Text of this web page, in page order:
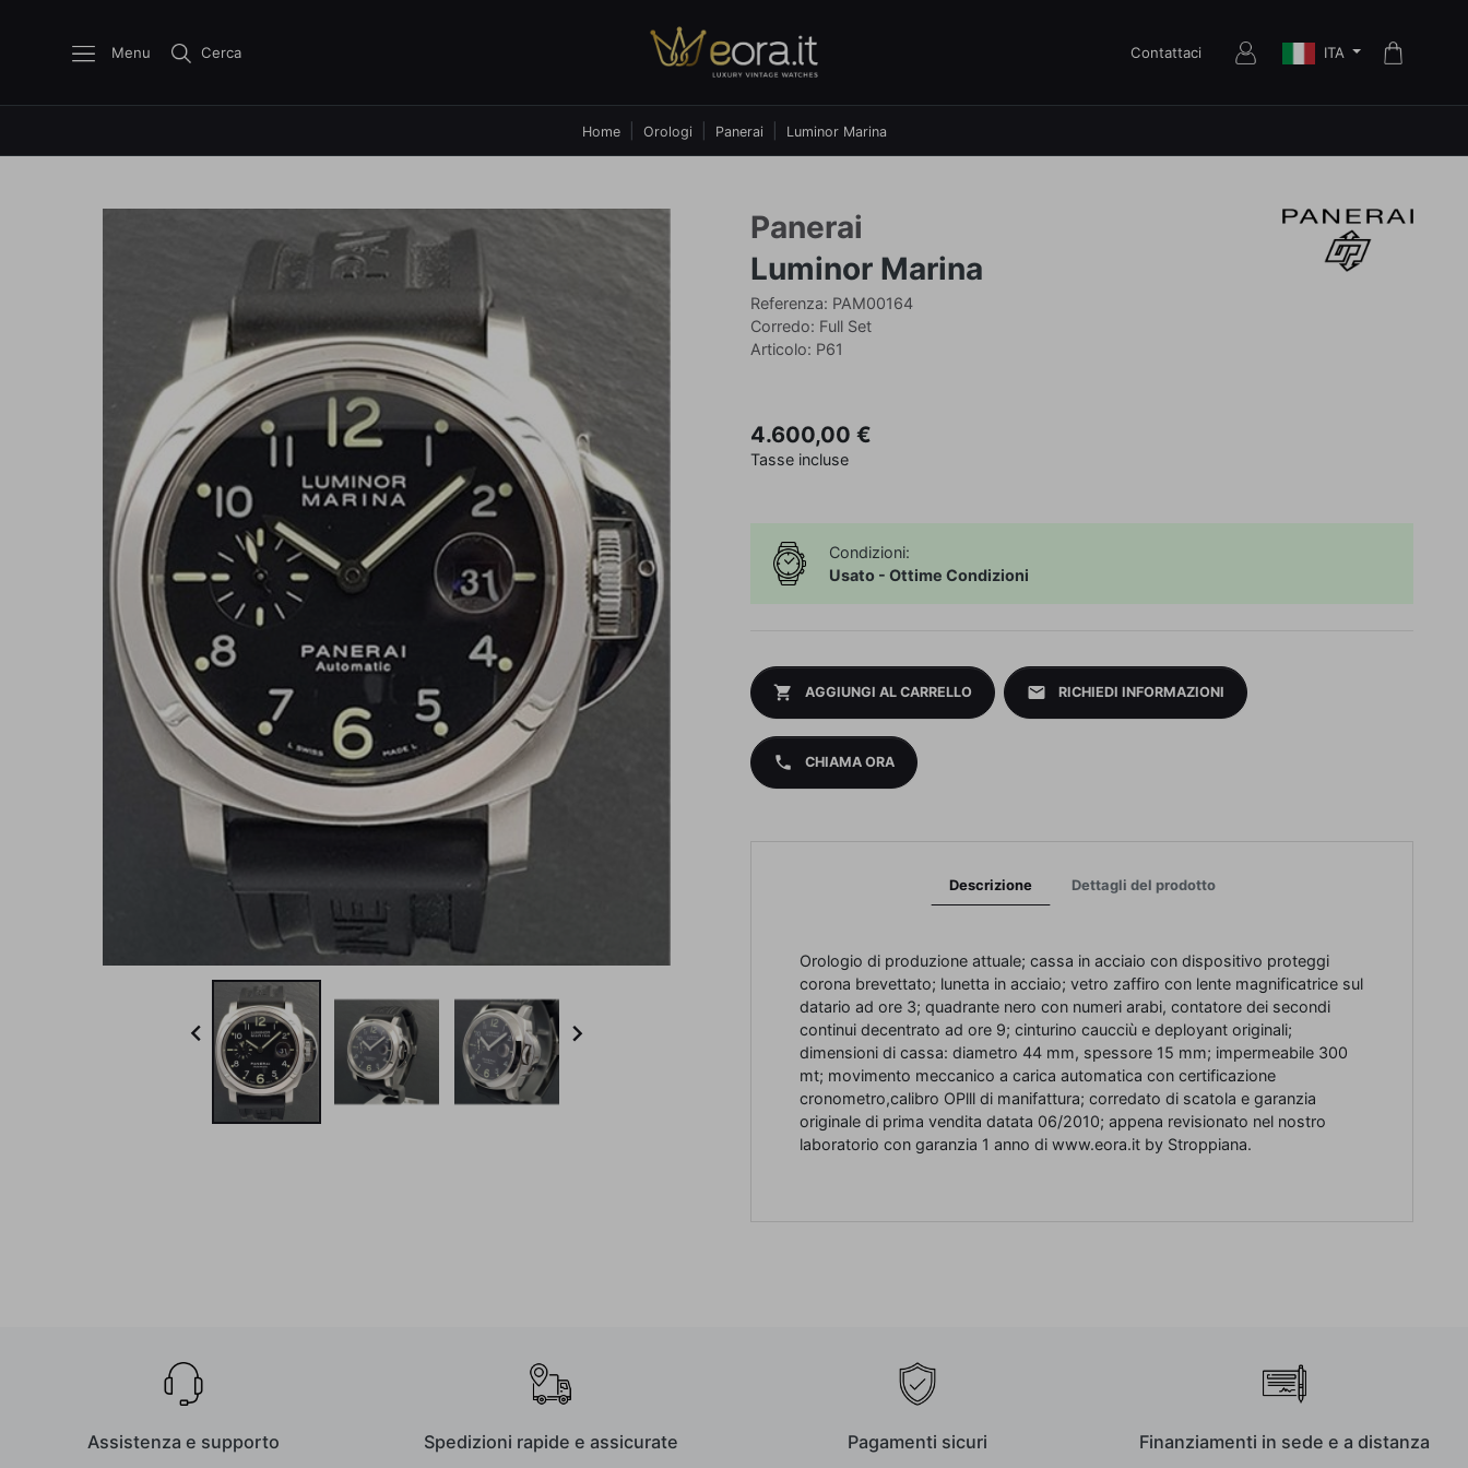
Menu Cerca Contattaci ITA
Home Orologi Panerai Luminor Marina
 
Panerai
Luminor Marina
Referenza: PAM00164
Corredo: Full Set
Articolo: P61
4.600,00 €
Tasse incluse
Condizioni:
Usato - Ottime Condizioni
shopping_cart AGGIUNGI AL CARRELLO mail RICHIEDI INFORMAZIONI
phone CHIAMA ORA
Descrizione Dettagli del prodotto
Orologio di produzione attuale; cassa in acciaio con dispositivo proteggi
corona brevettato; lunetta in acciaio; vetro zaffiro con lente magnificatrice sul
datario ad ore 3; quadrante nero con numeri arabi, contatore dei secondi
continui decentrato ad ore 9; cinturino caucciù e deployant originali;
dimensioni di cassa: diametro 44 mm, spessore 15 mm; impermeabile 300
mt; movimento meccanico a carica automatica con certificazione
cronometro,calibro OPlll di manifattura; corredato di scatola e garanzia
originale di prima vendita datata 06/2010; appena revisionato nel nostro
laboratorio con garanzia 1 anno di www.eora.it by Stroppiana.
Assistenza e supporto Spedizioni rapide e assicurate Pagamenti sicuri Finanziamenti in sede e a distanza